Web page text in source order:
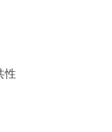
性